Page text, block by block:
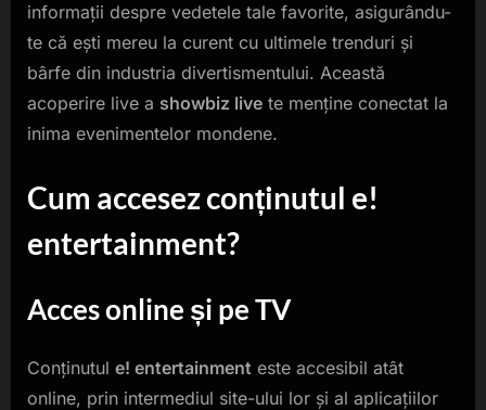
informații despre vedetele tale favorite, asigurându-
te că ești mereu la curent cu ultimele trenduri și
bârfe din industria divertismentului. Această
acoperire live a showbiz live te menține conectat la
inima evenimentelor mondene.
Cum accesez conținutul e!
entertainment?
Acces online și pe TV
Conținutul e! entertainment este accesibil atât
online, prin intermediul site-ului lor și al aplicațiilor